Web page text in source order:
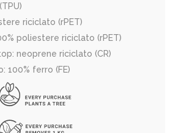
riciclato (rPET)
poliestere riciclato (rPET)
neoprene riciclato (CR)
100% ferro (FE)